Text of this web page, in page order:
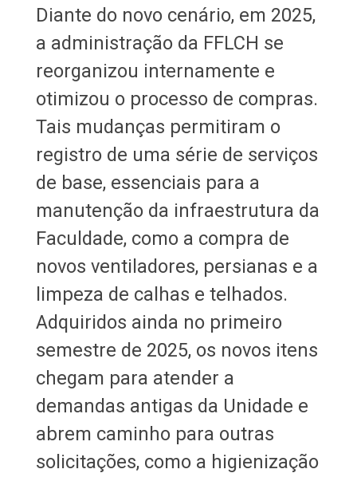
Diante do novo cenário, em 2025,
a administração da FFLCH se
reorganizou internamente e
otimizou o processo de compras.
Tais mudanças permitiram o
registro de uma série de serviços
de base, essenciais para a
manutenção da infraestrutura da
Faculdade, como a compra de
novos ventiladores, persianas e a
limpeza de calhas e telhados.
Adquiridos ainda no primeiro
semestre de 2025, os novos itens
chegam para atender a
demandas antigas da Unidade e
abrem caminho para outras
solicitações, como a higienização